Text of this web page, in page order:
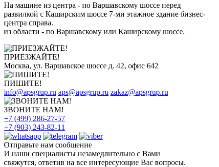
На машине из центра - по Варшавскому шоссе перед
развилкой с Каширским шоссе 7-ми этажное здание бизнес-
центра справа.
из области - по Варшавскому или Каширскому шоссе.
ПРИЕЗЖАЙТЕ!
Москва, ул. Варшавское шоссе д. 42, офис 642
ПИШИТЕ!
info@apsgrup.ru aps@apsgrup.ru zakaz@apsgrup.ru
ЗВОНИТЕ НАМ!
+7 (499) 286-27-57
+7 (903) 243-82-11
Отправьте нам сообщение
И наши специалисты незамедлительно с Вами
свяжутся, ответив на все интересующие Вас вопросы.